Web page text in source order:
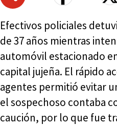
Efectivos policiales
de 37 años mientras
automóvil estacionado
capital jujeña. El rápido
agentes permitió evitar
el sospechoso contaba
caución, por lo que fue